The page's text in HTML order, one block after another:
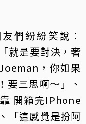
們紛紛笑說：
就是要對決，奢
，你如果
要三思啊～」、
開箱完IPhone
「這感覺是扮阿